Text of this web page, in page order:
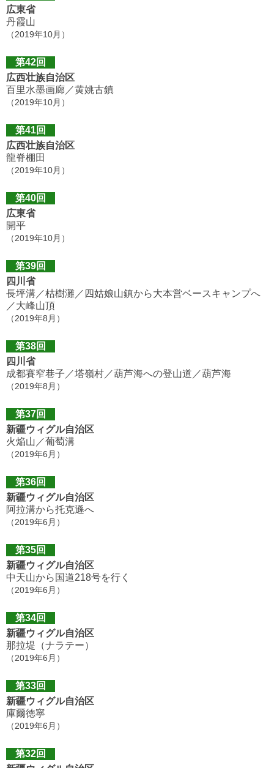
広東省
丹霞山
（2019年10月）
第42回
広西壮族自治区
百里水墨画廊／黄姚古鎮
（2019年10月）
第41回
広西壮族自治区
龍脊棚田
（2019年10月）
第40回
広東省
開平
（2019年10月）
第39回
四川省
長坪溝／枯樹灘／四姑娘山鎮から大本営ベースキャンプへ
／大峰山頂
（2019年8月）
第38回
四川省
成都賽窄巷子／塔嶺村／葫芦海への登山道／葫芦海
（2019年8月）
第37回
新疆ウィグル自治区
火焔山／葡萄溝
（2019年6月）
第36回
新疆ウィグル自治区
阿拉溝から托克遜へ
（2019年6月）
第35回
新疆ウィグル自治区
中天山から国道218号を行く
（2019年6月）
第34回
新疆ウィグル自治区
那拉堤（ナラテー）
（2019年6月）
第33回
新疆ウィグル自治区
庫爾徳寧
（2019年6月）
第32回